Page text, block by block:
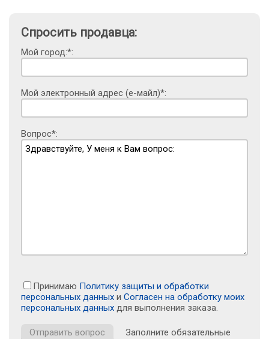
Спросить продавца:
Мой город:*:
Мой электронный адрес (е-майл)*:
Вопрос*:
Принимаю Политику защиты и обработки
персональных данных и Согласен на обработку моих
персональных данных для выполнения заказа.
Заполните обязательные